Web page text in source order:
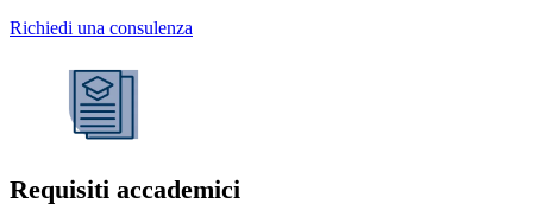
Richiedi una consulenza
Requisiti accademici